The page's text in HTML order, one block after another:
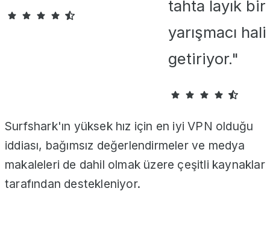
tahta layık bir
yarışmacı
getiriyor."
Surfshark'ın yüksek hız için en iyi VPN olduğu
iddiası, bağımsız değerlendirmeler ve medya
makaleleri de dahil olmak üzere çeşitli kaynaklar
tarafından destekleniyor.